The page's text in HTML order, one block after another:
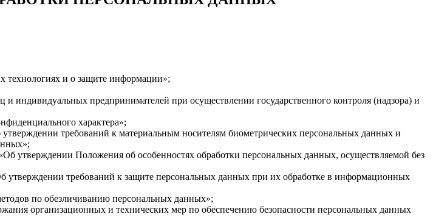
и о защите информации»;
предпринимателей при осуществлении государственного контроля (надзора) и
характера»;
требований к материальным носителям биометрических персональных данных и
утверждении Положения об особенностях обработки персональных данных, осуществляемой без
утверждении требований к защите персональных данных при их обработке в информационных
по обезличиванию персональных данных»;
организационных и технических мер по обеспечению безопасности персональных данных